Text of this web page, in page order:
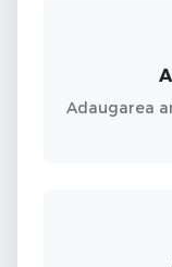
Adaugarea